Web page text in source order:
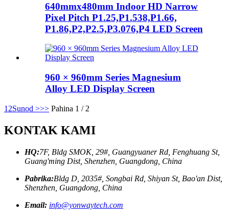
640mmx480mm Indoor HD Narrow
Pixel Pitch P1.25,P1.538,P1.66,
P1.86,P2,P2.5,P3.076,P4 LED Screen
960 × 960mm Series Magnesium
Alloy LED Display Screen
1 2Sunod >>> Pahina 1 / 2
KONTAK KAMI
HQ:7F, Bldg SMOK, 29#, Guangyuaner Rd, Fenghuang St,
Guang'ming Dist, Shenzhen, Guangdong, China
Pabrika:Bldg D, 2035#, Songbai Rd, Shiyan St, Bao'an Dist,
Shenzhen, Guangdong, China
Email: info@yonwaytech.com